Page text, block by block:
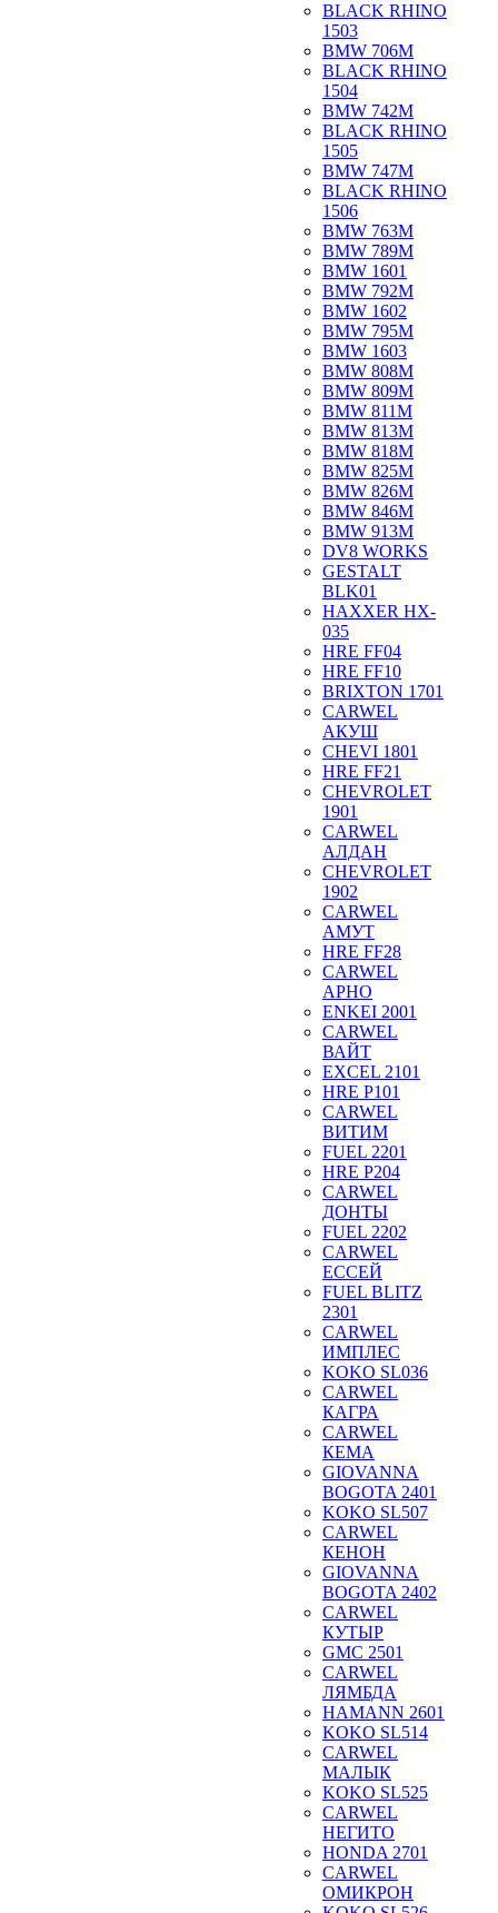
BLACK RHINO
1503
BMW 706M
BLACK RHINO
1504
BMW 742M
BLACK RHINO
1505
BMW 747M
BLACK RHINO
1506
BMW 763M
BMW 789M
BMW 1601
BMW 792M
BMW 1602
BMW 795M
BMW 1603
BMW 808M
BMW 809M
BMW 811M
BMW 813M
BMW 818M
BMW 825M
BMW 826M
BMW 846M
BMW 913M
DV8 WORKS
GESTALT
BLK01
HAXXER HX-
035
HRE FF04
HRE FF10
BRIXTON 1701
CARWEL
АКУШ
CHEVI 1801
HRE FF21
CHEVROLET
1901
CARWEL
АЛДАН
CHEVROLET
1902
CARWEL
АМУТ
HRE FF28
CARWEL
АРНО
ENKEI 2001
CARWEL
ВАЙТ
EXCEL 2101
HRE P101
CARWEL
ВИТИМ
FUEL 2201
HRE P204
CARWEL
ДОНТЫ
FUEL 2202
CARWEL
ЕССЕЙ
FUEL BLITZ
2301
CARWEL
ИМПЛЕС
KOKO SL036
CARWEL
КАГРА
CARWEL
КЕМА
GIOVANNA
BOGOTA 2401
KOKO SL507
CARWEL
КЕНОН
GIOVANNA
BOGOTA 2402
CARWEL
КУТЫР
GMC 2501
CARWEL
ЛЯМБДА
HAMANN 2601
KOKO SL514
CARWEL
МАЛЫК
KOKO SL525
CARWEL
НЕГИТО
HONDA 2701
CARWEL
ОМИКРОН